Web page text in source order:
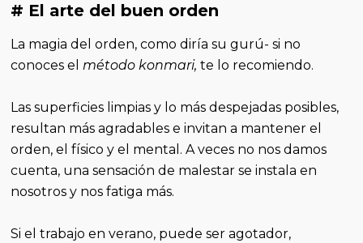
# El arte del buen orden
La magia del orden, como diría su gurú- si no
conoces elmétodo konmari,te lo recomiendo.
Las superficies limpias y lo más despejadas posibles,
resultan más agradables e invitan a mantener el
orden, el físico y el mental. A veces no nos damos
cuenta, una sensación de malestar se instala en
nosotros y nos fatiga más.
Si el trabajo en verano, puede ser agotador,